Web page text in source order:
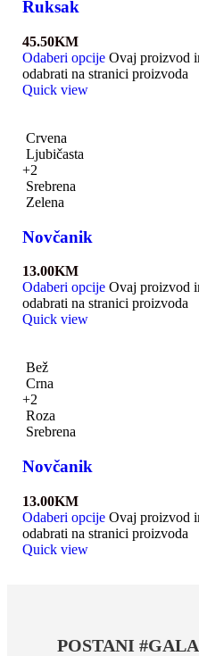
Ruksak
45.50KM
Odaberi opcije Ovaj proizvod
odabrati na stranici proizvoda
Quick view
Crvena
Ljubičasta
+2
Srebrena
Zelena
Novčanik
13.00KM
Odaberi opcije Ovaj proizvod
odabrati na stranici proizvoda
Quick view
Bež
Crna
+2
Roza
Srebrena
Novčanik
13.00KM
Odaberi opcije Ovaj proizvod
odabrati na stranici proizvoda
Quick view
POSTANI